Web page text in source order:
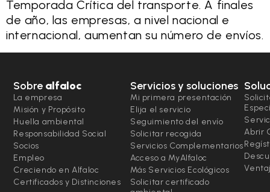
Temporada Crítica del transporte. A finales
de año, las empresas, a nivel nacional e
internacional, aumentan su número de envíos.
Sobre alfaloc
La empresa
Misión y Propósito
Huella ambiental
Responsabilidad Social
Socios
Empleo
Creciendo en Alfaloc
Certificados y Distinciones
Servicios y soluciones
Mi primera presentación
Elija el servicio
Seguimiento del envío
Solicitar recogida
Servicios Complementarios
Acceso a MyAlfaloc
Más Servicios Ecológicos
Solicitar certificado
Abrir